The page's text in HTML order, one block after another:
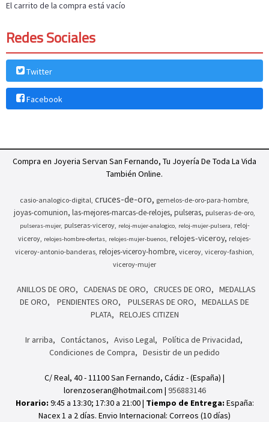
El carrito de la compra está vacío
Redes Sociales
Twitter
Facebook
Compra en Joyeria Servan San Fernando, Tu Joyería De Toda La Vida
También Online.
casio-analogico-digital cruces-de-oro gemelos-de-oro-para-hombre
joyas-comunion las-mejores-marcas-de-relojes pulseras pulseras-de-oro
pulseras-mujer pulseras-viceroy reloj-mujer-analogico reloj-mujer-pulsera
reloj-
viceroy relojes-hombre-ofertas relojes-mujer-buenos relojes-viceroy relojes-
viceroy-antonio-banderas relojes-viceroy-hombre viceroy viceroy-fashion
viceroy-mujer
ANILLOS DE ORO CADENAS DE ORO CRUCES DE ORO
MEDALLAS
DE ORO
PENDIENTES ORO PULSERAS DE ORO
MEDALLAS DE
PLATA
RELOJES CITIZEN
Ir arriba Contáctanos Aviso Legal
Política de Privacidad
Condiciones de Compra
Desistir de un pedido
C/ Real, 40 - 11100 San Fernando, Cádiz - (España) |
lorenzoseran@hotmail.com | 956883146
Horario: 9:45 a 13:30; 17:30 a 21:00 | Tiempo de Entrega: España:
Nacex 1 a 2 días. Envio Internacional: Correos (10 días)